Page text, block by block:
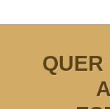
QUER